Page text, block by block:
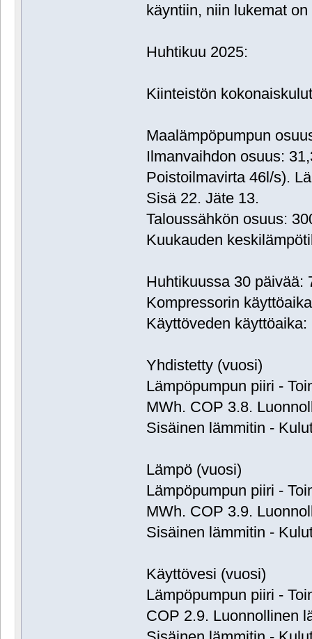
käyntiin, niin lukemat
Huhtikuu 2025:
Kiinteistön
Maalämpöpumpun
Ilmanvaihdon osuus:
Poistoilmavirta 46l/s).
Sisä 22. Jäte 13.
Taloussähkön osuus:
Kuukauden
Huhtikuussa 30 päivää:
Kompressorin
Käyttöveden käyttöaika:
Yhdistetty (vuosi)
Lämpöpumpun piiri -
MWh. COP 3.8.
Sisäinen lämmitin -
Lämpö (vuosi)
Lämpöpumpun piiri -
MWh. COP 3.9.
Sisäinen lämmitin -
Käyttövesi (vuosi)
Lämpöpumpun piiri -
COP 2.9. Luonnollinen